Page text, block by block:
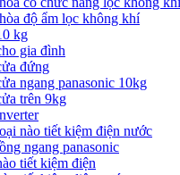
độ ẩm lọc không khí
kg
gia đình
đứng
ngang panasonic 10kg
trên 9kg
nào tiết kiệm điện nước
ngang panasonic
tiết kiệm điện